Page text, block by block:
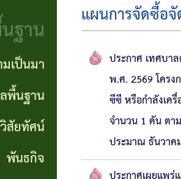
าศ
าศ
อ
าง
มาณ
าฐาน
เป็นมา
พื้นฐาน
วิสัยทัศน์
พันธกิจ
แผนการจัดซื้อจั
ประกาศ เทศบา
พ.ศ. 2569 โคร
ซีซี หรือกำลังเค
จำนวน 1 คัน ต
ประมาณ ธันวาค